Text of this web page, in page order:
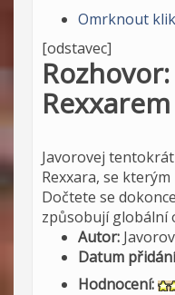
Omrknout
[odstavec]
Rexxarem
Javorovej
Rexxara, se
Dočtete se
způsobují globální
Autor:
Datum
Hodnocení: